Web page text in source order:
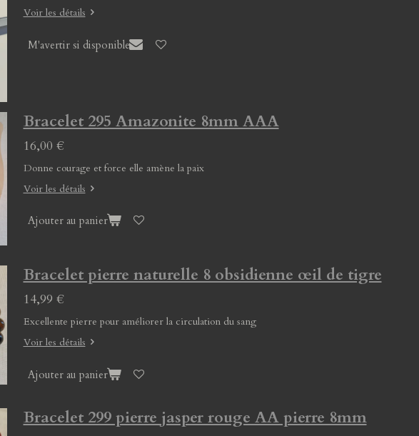
Voir les détails
M'avertir si disponible
Bracelet 295 Amazonite 8mm AAA
16,00 €
Donne courage et force elle amène la paix
Voir les détails
Ajouter au panier
Bracelet pierre naturelle 8 obsidienne œil de tigre
14,99 €
Excellente pierre pour améliorer la circulation du sang
Voir les détails
Ajouter au panier
Bracelet 299 pierre jasper rouge AA pierre 8mm